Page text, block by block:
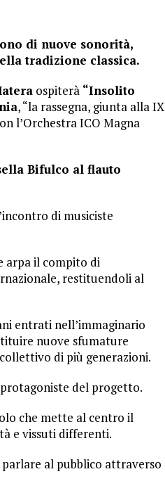
di nuove sonorità,
tradizione classica.
ospiterà “Insolito
, “la rassegna, giunta alla IX
l’Orchestra ICO Magna
Bifulco al flauto
di musiciste
arpa il compito di
restituendoli al
entrati nell’immaginario
nuove sfumature
di più generazioni.
del progetto.
che mette al centro il
e vissuti differenti.
al pubblico attraverso